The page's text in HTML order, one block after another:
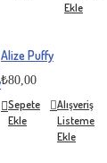
Ekle
Alize Puffy
₺80,00
Sepete
Ekle
Alışveriş
Listeme
Ekle